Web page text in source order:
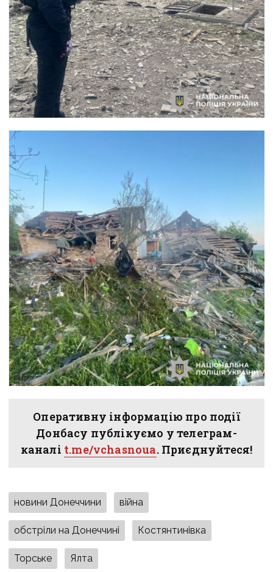
Оперативну інформацію про події
Донбасу публікуємо у телеграм-
каналі t.me/vchasnoua. Приєднуйтеся!
новини Донеччини війна
обстріли на Донеччині Костянтинівка
Торське Ялта